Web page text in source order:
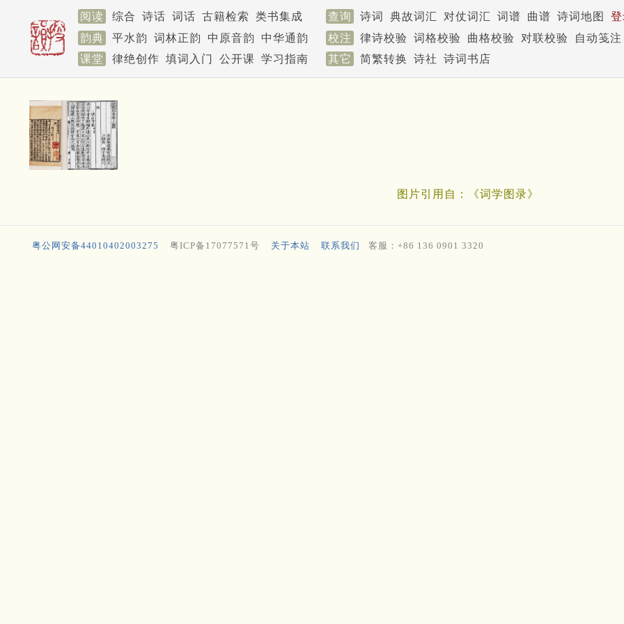
阅读 综合 诗话 词话 古籍检索 类书集成 查询 诗词 典故词汇 对仗词汇 词谱 曲谱 诗词地图
韵典
平水韵 词林正韵 中原音韵 中华通韵 校注 律诗校验 词格校验 曲格校验 对联校验
自动笺注
课堂
律绝创作 填词入门 公开课 学习指南 其它 简繁转换 诗社 诗词书店
图片引用自：《词学图录》
粤公网安备44010402003275 粤ICP备17077571号 关于本站 联系我们 客服：+86 136 0901 3320